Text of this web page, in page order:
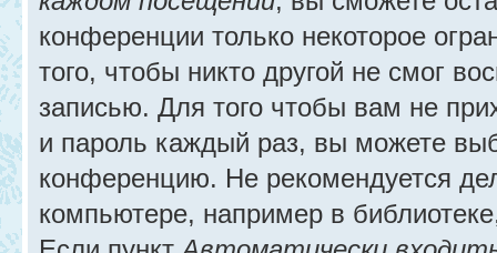
конференции только некоторое
того, чтобы никто другой не смог
записью. Для того чтобы вам не
и пароль каждый раз, вы можете
конференцию. Не рекомендуется
компьютере, например в